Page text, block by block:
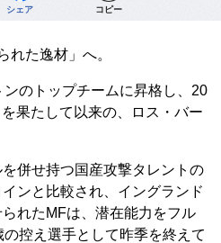
シェア コピー
れた逸材」へ。
のトップチームに昇格し、20
果たして以来の、ロス・バー
併せ持つ国産攻撃タレントの
ンと比較され、イングランド
れたMFは、潜在能力をフル
控え選手として昨季を終えて